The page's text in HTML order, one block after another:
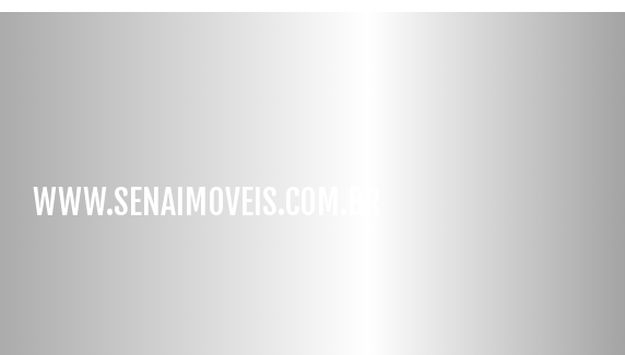
WWW.SENAIMOVEIS.COM.BR